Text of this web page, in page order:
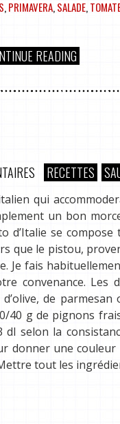
,PRIMAVERA,SALADE,
READING
RECETTES
qui
un bon
d’Italie se
que le pistou,
Je fais
convenance. Les
de
40 g de pignons
selon la
une couleur
tout les